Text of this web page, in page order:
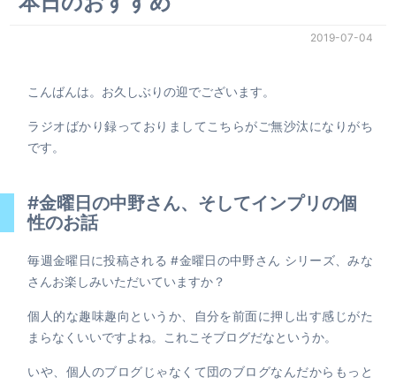
2019-07-04
こんばんは。お久しぶりの迎でございます。
ラジオばかり録っておりましてこちらがご無沙汰になりがち
です。
#金曜日の中野さん、そしてインプリの個
性のお話
毎週金曜日に投稿される #金曜日の中野さん シリーズ、みな
さんお楽しみいただいていますか？
個人的な趣味趣向というか、自分を前面に押し出す感じがた
まらなくいいですよね。これこそブログだなというか。
いや、個人のブログじゃなくて団のブログなんだからもっと